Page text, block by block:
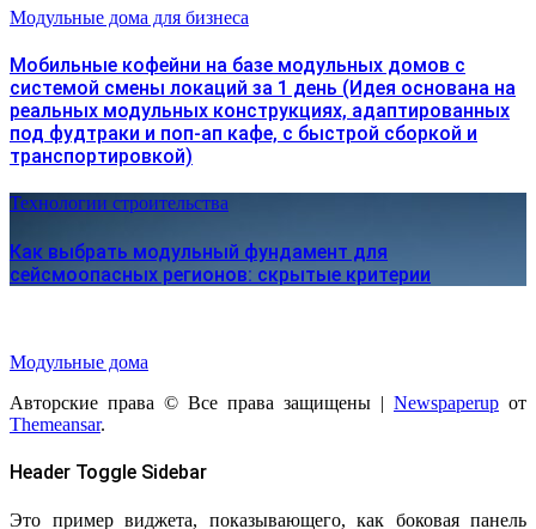
Модульные дома для бизнеса
Мобильные кофейни на базе модульных домов с
системой смены локаций за 1 день (Идея основана на
реальных модульных конструкциях, адаптированных
под фудтраки и поп-ап кафе, с быстрой сборкой и
транспортировкой)
Технологии строительства
Как выбрать модульный фундамент для
сейсмоопасных регионов: скрытые критерии
Модульные дома
Авторские права © Все права защищены | Newspaperup от
Themeansar.
Header Toggle Sidebar
Это пример виджета, показывающего, как боковая панель